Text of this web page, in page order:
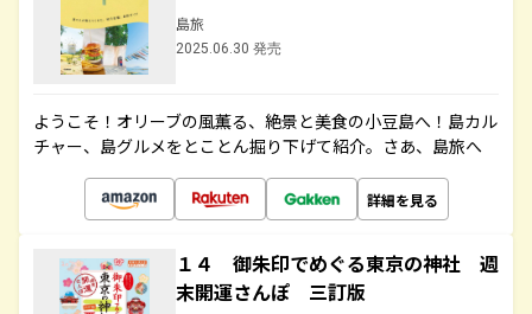
島旅
2025.06.30 発売
ようこそ！オリーブの風薫る、絶景と美食の小豆島へ！島カル
チャー、島グルメをとことん掘り下げて紹介。さあ、島旅へ
詳細を見る
１４ 御朱印でめぐる東京の神社 週
末開運さんぽ 三訂版